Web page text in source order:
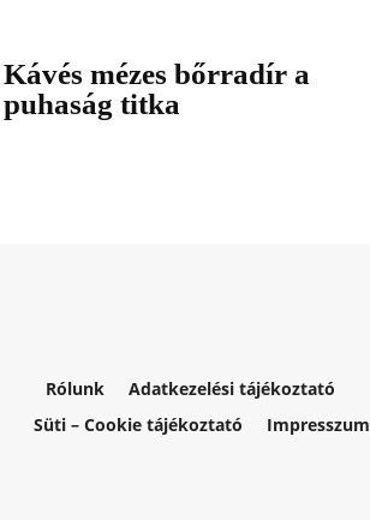
Kávés mézes bőrradír a
puhaság titka
Rólunk
Adatkezelési tájékoztató
Süti – Cookie tájékoztató
Impresszum